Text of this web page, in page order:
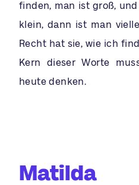
finden, man ist groß,
klein, dann ist man
Recht hat sie, wie ich
Kern dieser Worte
heute denken.
Matilda